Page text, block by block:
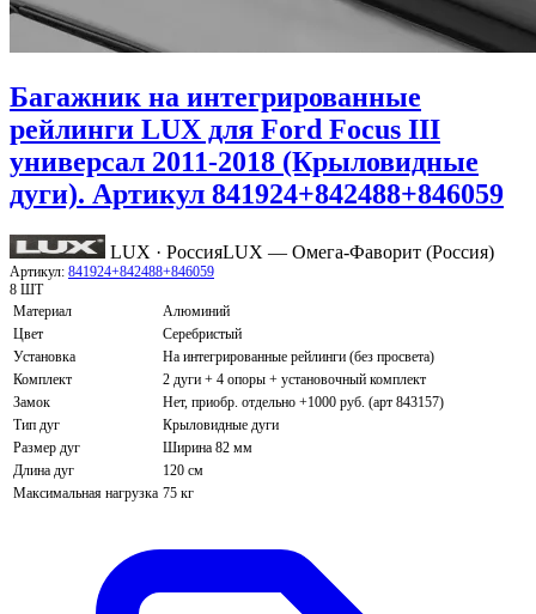
Багажник на интегрированные
рейлинги LUX для Ford Focus III
универсал 2011-2018 (Крыловидные
дуги). Артикул 841924+842488+846059
LUX · РоссияLUX — Омега-Фаворит (Россия)
Артикул: 841924+842488+846059
8 ШТ
Материал
Алюминий
Цвет
Серебристый
Установка
На интегрированные рейлинги (без просвета)
Комплект
2 дуги + 4 опоры + установочный комплект
Замок
Нет, приобр. отдельно +1000 руб. (арт 843157)
Тип дуг
Крыловидные дуги
Размер дуг
Ширина 82 мм
Длина дуг
120 см
Максимальная нагрузка 75 кг